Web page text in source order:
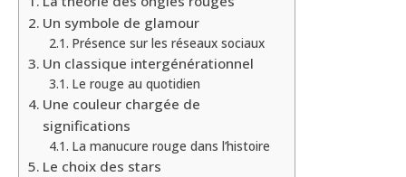
Un symbole de glamour
Présence sur les réseaux sociaux
Un classique intergénérationnel
Le rouge au quotidien
Une couleur chargée de
significations
La manucure rouge dans l’histoire
Le choix des stars